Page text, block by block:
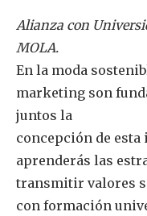
Alianza con
MOLA.
En la moda
marketing son
juntos la
concepción de esta
aprenderás las
transmitir valores
con formación